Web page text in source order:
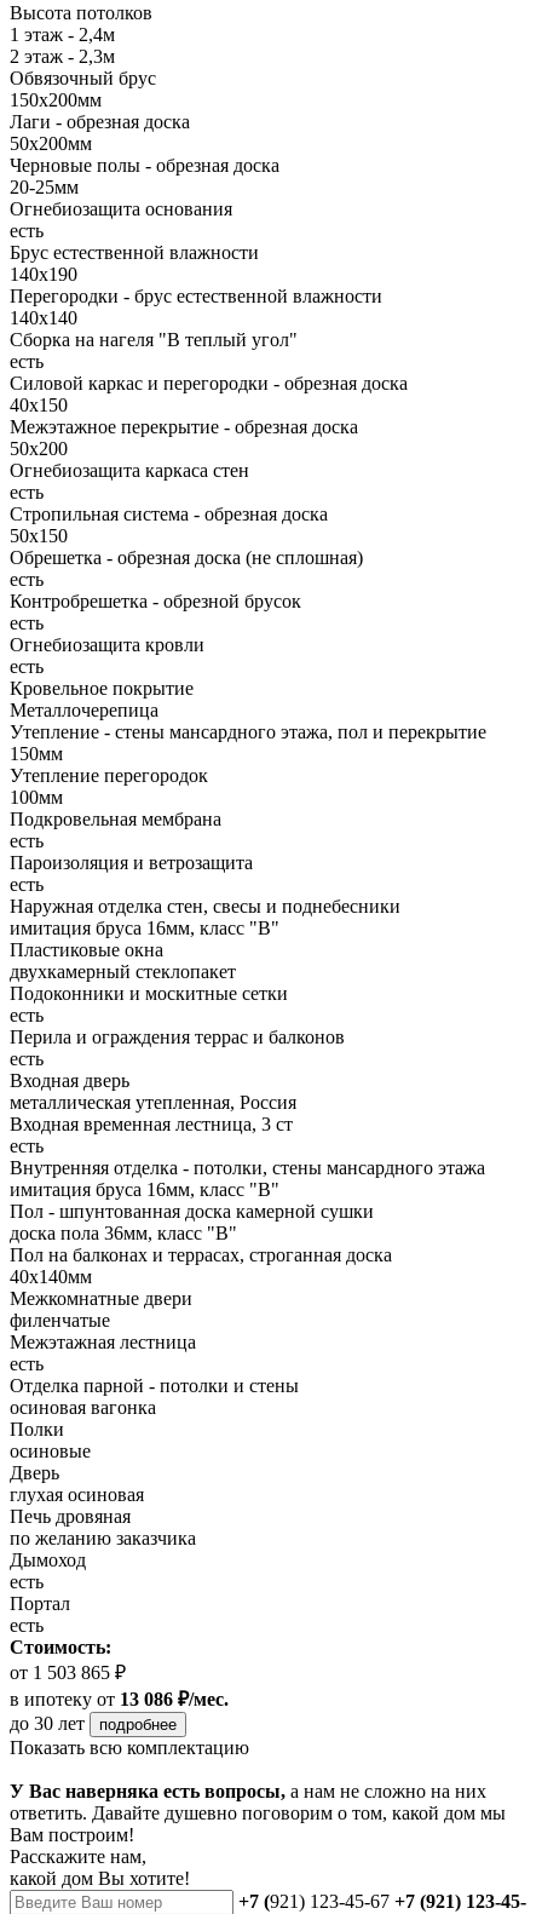
Высота потолков
1 этаж - 2,4м
2 этаж - 2,3м
Обвязочный брус
150х200мм
Лаги - обрезная доска
50х200мм
Черновые полы - обрезная доска
20-25мм
Огнебиозащита основания
есть
Брус естественной влажности
140х190
Перегородки - брус естественной влажности
140х140
Сборка на нагеля "В теплый угол"
есть
Силовой каркас и перегородки - обрезная доска
40х150
Межэтажное перекрытие - обрезная доска
50х200
Огнебиозащита каркаса стен
есть
Стропильная система - обрезная доска
50х150
Обрешетка - обрезная доска (не сплошная)
есть
Контробрешетка - обрезной брусок
есть
Огнебиозащита кровли
есть
Кровельное покрытие
Металлочерепица
Утепление - стены мансардного этажа, пол и перекрытие
150мм
Утепление перегородок
100мм
Подкровельная мембрана
есть
Пароизоляция и ветрозащита
есть
Наружная отделка стен, свесы и поднебесники
имитация бруса 16мм, класс "В"
Пластиковые окна
двухкамерный стеклопакет
Подоконники и москитные сетки
есть
Перила и ограждения террас и балконов
есть
Входная дверь
металлическая утепленная, Россия
Входная временная лестница, 3 ст
есть
Внутренняя отделка - потолки, стены мансардного этажа
имитация бруса 16мм, класс "В"
Пол - шпунтованная доска камерной сушки
доска пола 36мм, класс "B"
Пол на балконах и террасах, строганная доска
40x140мм
Межкомнатные двери
филенчатые
Межэтажная лестница
есть
Отделка парной - потолки и стены
осиновая вагонка
Полки
осиновые
Дверь
глухая осиновая
Печь дровяная
по желанию заказчика
Дымоход
есть
Портал
есть
Стоимость:
от 1 503 865 ₽
в ипотеку от 13 086 ₽/мес.
до 30 лет
подробнее
Показать всю комплектацию
У Вас наверняка есть вопросы, а нам не сложно на них
ответить. Давайте душевно поговорим о том, какой дом мы
Вам построим!
Расскажите нам,
какой дом Вы хотите!
+7 (921) 123-45-67 +7 (921) 123-45-